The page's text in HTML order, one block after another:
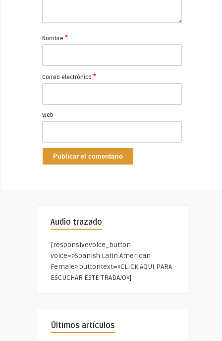
Nombre *
Correo electrónico *
Web
Audio trazado
[responsivevoice_button
voice=»Spanish Latin American
Female» buttontext=»CLICK AQUI PARA
ESCUCHAR ESTE TRABAJO»]
Últimos artículos